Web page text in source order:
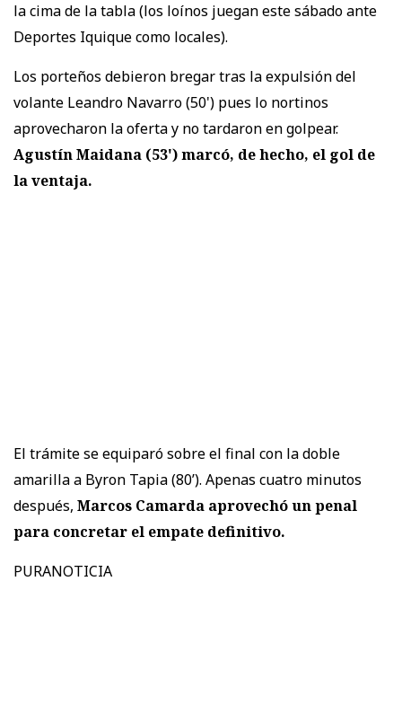
la cima de la tabla (los loínos juegan este sábado ante
Deportes Iquique como locales).
Los porteños debieron bregar tras la expulsión del
volante Leandro Navarro (50') pues lo nortinos
aprovecharon la oferta y no tardaron en golpear.
Agustín Maidana (53') marcó, de hecho, el gol de
la ventaja.
El trámite se equiparó sobre el final con la doble
amarilla a Byron Tapia (80’). Apenas cuatro minutos
después, Marcos Camarda aprovechó un penal
para concretar el empate definitivo.
PURANOTICIA